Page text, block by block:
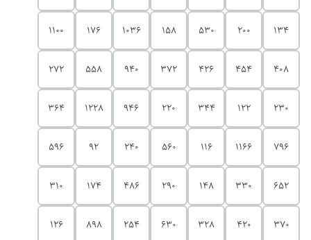
134
200
530
158
1036
176
1100
408
454
426
372
940
558
272
230
122
344
220
946
1228
364
796
1166
116
560
240
92
596
652
330
148
290
486
174
310
370
420
328
630
254
898
126